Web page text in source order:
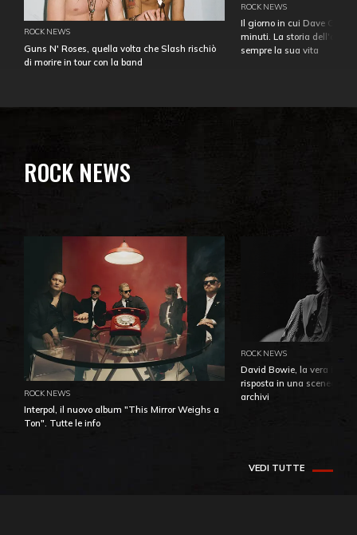
ROCK NEWS
Guns N' Roses, quella volta che Slash rischiò
di morire in tour con la band
ROCK NEWS
Il giorno in cui Dave
minuti. La storia
sempre la sua vita
ROCK NEWS
ROCK NEWS
Interpol, il nuovo album "This Mirror Weighs a
Ton". Tutte le info
ROCK NEWS
David Bowie, la vera
risposta in una
archivi
VEDI TUTTE